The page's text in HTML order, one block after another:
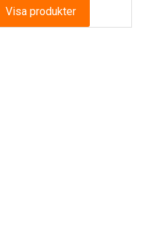
Visa produkter